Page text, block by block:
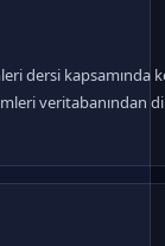
dersi kapsamında
veritabanından